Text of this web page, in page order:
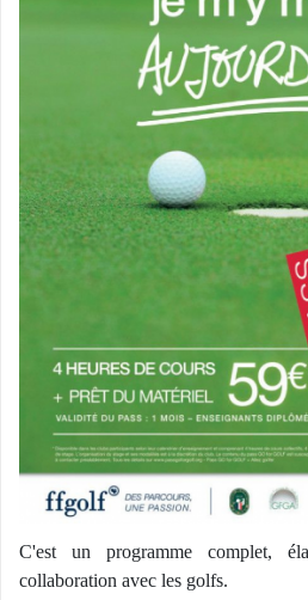
C'est un programme complet,
collaboration avec les golfs.